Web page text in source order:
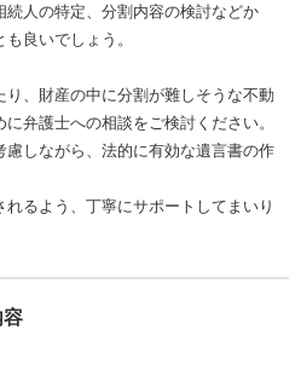
続人の特定、分割内容の検討などか
良いでしょう。
、財産の中に分割が難しそうな不動
弁護士への相談をご検討ください。
しながら、法的に有効な遺言書の作
るよう、丁寧にサポートしてまいり
容